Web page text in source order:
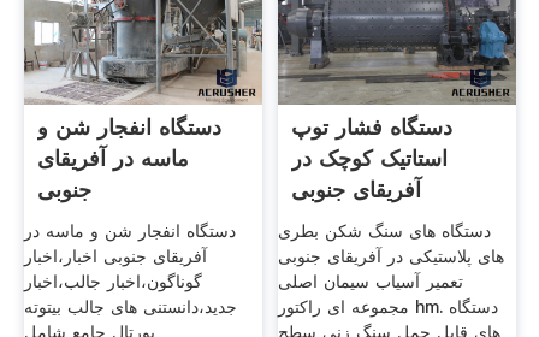
دستگاه انفجار شن و
ماسه در آفریقای
جنوبی
دستگاه انفجار شن و ماسه در
آفریقای جنوبی اخبار،اخبار
گوناگون،اخبار جالب،اخبار
جدید،دانستنی های جالب بیتوته
دستگاه فشار توپ
استاتیک کوچک در
آفریقای جنوبی
دستگاه های سنگ شکن بطری
های پلاستیکی در آفریقای جنوبی
تعمیر آسیاب سیمان اصلی
مجموعه ای راکتور hm. دستگاه